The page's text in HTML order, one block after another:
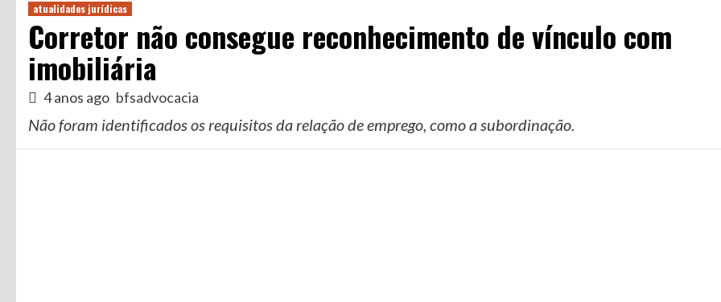
atualidades jurídicas
Corretor não consegue reconhecimento de vínculo com
imobiliária
4 anos ago bfsadvocacia
Não foram identificados os requisitos da relação de emprego, como a subordinação.